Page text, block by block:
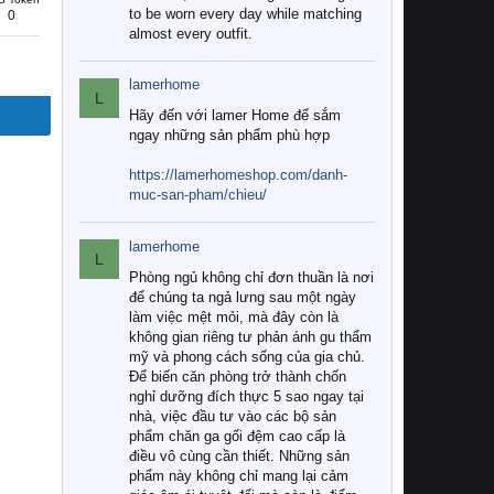
0
to be worn every day while matching
almost every outfit.
L
lamerhome
Hãy đến với lamer Home để sắm
ngay những sản phẩm phù hợp
https://lamerhomeshop.com/danh-
muc-san-pham/chieu/
L
lamerhome
Phòng ngủ không chỉ đơn thuần là nơi
để chúng ta ngả lưng sau một ngày
làm việc mệt mỏi, mà đây còn là
không gian riêng tư phản ánh gu thẩm
mỹ và phong cách sống của gia chủ.
Để biến căn phòng trở thành chốn
nghỉ dưỡng đích thực 5 sao ngay tại
nhà, việc đầu tư vào các bộ sản
phẩm chăn ga gối đệm cao cấp là
điều vô cùng cần thiết. Những sản
phẩm này không chỉ mang lại cảm